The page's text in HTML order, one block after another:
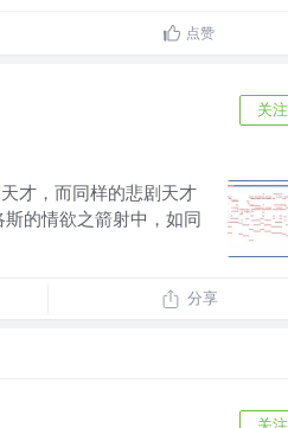
点赞
关注
才，而同样的悲剧天才
的情欲之箭射中，如同
分享
关注